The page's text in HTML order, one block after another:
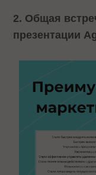
2. Общая
презентации